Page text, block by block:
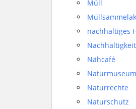
Müll
nachhaltiges
Nachhaltigkeit
Nähcafé
Naturmuseum
Naturrechte
Naturschutz